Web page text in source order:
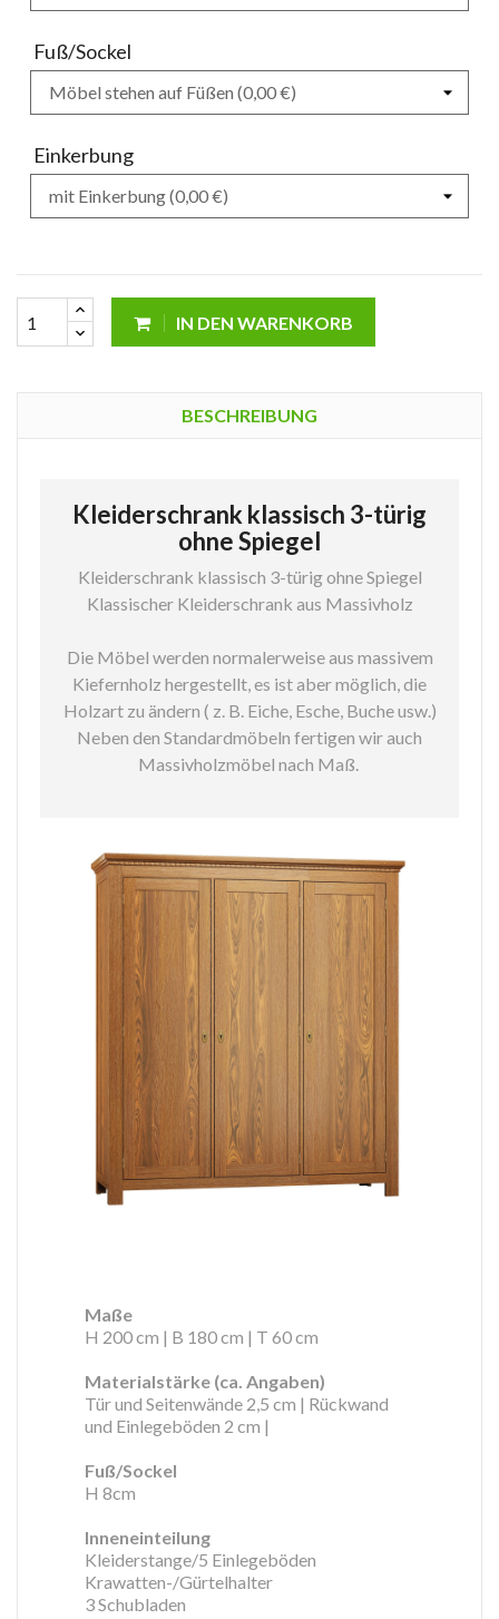
Fuß/Sockel
Einkerbung
IN DEN WARENKORB
BESCHREIBUNG
Kleiderschrank klassisch 3-türig
ohne Spiegel
Kleiderschrank klassisch 3-türig ohne Spiegel
Klassischer Kleiderschrank aus Massivholz
Die Möbel werden normalerweise aus massivem
Kiefernholz hergestellt, es ist aber möglich, die
Holzart zu ändern ( z. B. Eiche, Esche, Buche usw.)
Neben den Standardmöbeln fertigen wir auch
Massivholzmöbel nach Maß.
Maße
H 200 cm | B 180 cm | T 60 cm
Materialstärke (ca. Angaben)
Tür und Seitenwände 2,5 cm | Rückwand
und Einlegeböden 2 cm |
Fuß/Sockel
H 8cm
Inneneinteilung
Kleiderstange/5 Einlegeböden
Krawatten-/Gürtelhalter
3 Schubladen